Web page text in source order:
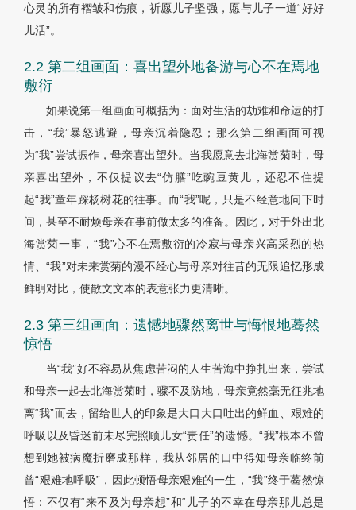
心灵的所有褶皱和伤痕，祈愿儿子坚强，愿与儿子一道“好好
儿活”。
2.2 第二组画面：喜出望外地备游与心不在焉地
敷衍
如果说第一组画面可概括为：面对生活的劫难和命运的打
击，“我”暴怒逃避，母亲沉着隐忍；那么第二组画面可视
为“我”尝试振作，母亲喜出望外。当我愿意去北海赏菊时，母
亲喜出望外，不仅提议去“仿膳”吃豌豆黄儿，还忍不住提
起“我”童年踩杨树花的往事。而“我”呢，只是不经意地问下时
间，甚至不耐烦母亲在事前做太多的准备。因此，对于外出北
海赏菊一事，“我”心不在焉敷衍的冷寂与母亲兴高采烈的热
情、“我”对未来赏菊的漫不经心与母亲对往昔的无限追忆形成
鲜明对比，使散文文本的表意张力更清晰。
2.3 第三组画面：遗憾地骤然离世与悔恨地蓦然
惊悟
当“我”好不容易从焦虑苦闷的人生苦海中挣扎出来，尝试
和母亲一起去北海赏菊时，骤不及防地，母亲竟然毫无征兆地
离“我”而去，留给世人的印象是大口大口吐出的鲜血、艰难的
呼吸以及昏迷前未尽完照顾儿女“责任”的遗憾。“我”根本不曾
想到她被病魔折磨成那样，我从邻居的口中得知母亲临终前
曾“艰难地呼吸”，因此顿悟母亲艰难的一生，“我”终于蓦然惊
悟：不仅有“来不及为母亲想”和“儿子的不幸在母亲那儿总是